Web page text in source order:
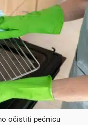
očistiti pećnicu